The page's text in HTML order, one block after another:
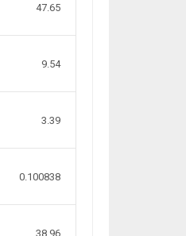
47.65
9.54
3.39
0.100838
38.96